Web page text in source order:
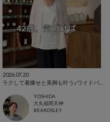
2026.07.20
ラクして着痩せと美脚も叶う♪ワイドパンツ
YOSHIDA
大丸福岡天神
BEARDSLEY